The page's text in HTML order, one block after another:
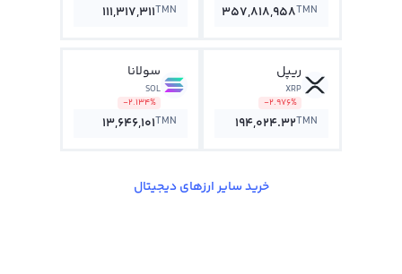
357,818,958TMN
111,317,311TMN
ریپل
XRP
-2.976%
194,024.32TMN
سولانا
SOL
-2.134%
13,646,101TMN
خرید سایر ارزهای دیجیتال